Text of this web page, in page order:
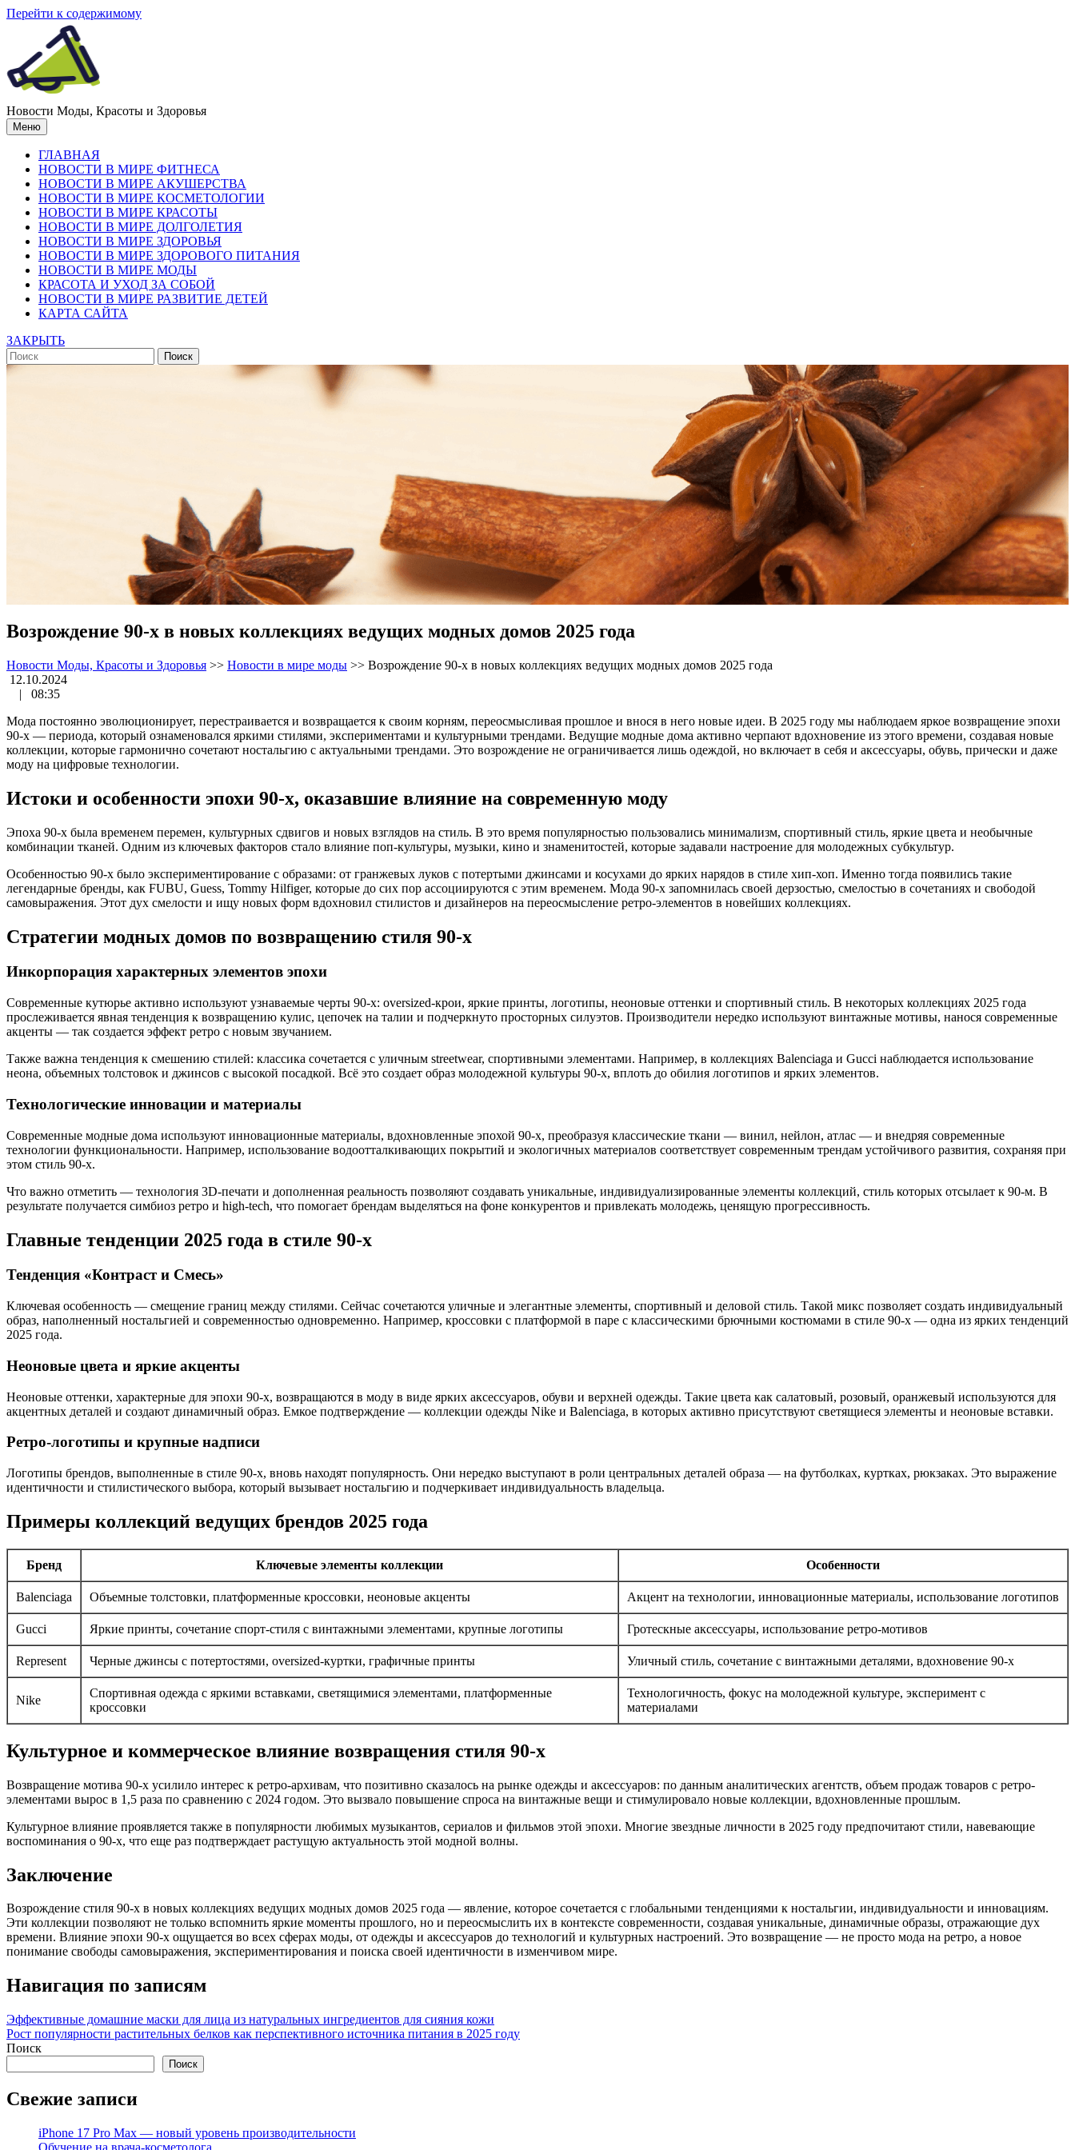
Перейти к содержимому
Новости Моды, Красоты и Здоровья
Меню
ГЛАВНАЯ
НОВОСТИ В МИРЕ ФИТНЕСА
НОВОСТИ В МИРЕ АКУШЕРСТВА
НОВОСТИ В МИРЕ КОСМЕТОЛОГИИ
НОВОСТИ В МИРЕ КРАСОТЫ
НОВОСТИ В МИРЕ ДОЛГОЛЕТИЯ
НОВОСТИ В МИРЕ ЗДОРОВЬЯ
НОВОСТИ В МИРЕ ЗДОРОВОГО ПИТАНИЯ
НОВОСТИ В МИРЕ МОДЫ
КРАСОТА И УХОД ЗА СОБОЙ
НОВОСТИ В МИРЕ РАЗВИТИЕ ДЕТЕЙ
КАРТА САЙТА
ЗАКРЫТЬ
Возрождение 90-х в новых коллекциях ведущих модных домов 2025 года
Новости Моды, Красоты и Здоровья >> Новости в мире моды >> Возрождение 90-х в новых коллекциях ведущих модных домов 2025 года
12.10.2024
|
08:35
Мода постоянно эволюционирует, перестраивается и возвращается к своим корням, переосмысливая прошлое и внося в него новые идеи. В 2025 году мы наблюдаем яркое возвращение эпохи
90-х — периода, который ознаменовался яркими стилями, экспериментами и культурными трендами. Ведущие модные дома активно черпают вдохновение из этого времени, создавая новые
коллекции, которые гармонично сочетают ностальгию с актуальными трендами. Это возрождение не ограничивается лишь одеждой, но включает в себя и аксессуары, обувь, прически и даже
моду на цифровые технологии.
Истоки и особенности эпохи 90-х, оказавшие влияние на современную моду
Эпоха 90-х была временем перемен, культурных сдвигов и новых взглядов на стиль. В это время популярностью пользовались минимализм, спортивный стиль, яркие цвета и необычные
комбинации тканей. Одним из ключевых факторов стало влияние поп-культуры, музыки, кино и знаменитостей, которые задавали настроение для молодежных субкультур.
Особенностью 90-х было экспериментирование с образами: от гранжевых луков с потертыми джинсами и косухами до ярких нарядов в стиле хип-хоп. Именно тогда появились такие
легендарные бренды, как FUBU, Guess, Tommy Hilfiger, которые до сих пор ассоциируются с этим временем. Мода 90-х запомнилась своей дерзостью, смелостью в сочетаниях и свободой
самовыражения. Этот дух смелости и ищу новых форм вдохновил стилистов и дизайнеров на переосмысление ретро-элементов в новейших коллекциях.
Стратегии модных домов по возвращению стиля 90-х
Инкорпорация характерных элементов эпохи
Современные кутюрье активно используют узнаваемые черты 90-х: oversized-крои, яркие принты, логотипы, неоновые оттенки и спортивный стиль. В некоторых коллекциях 2025 года
прослеживается явная тенденция к возвращению кулис, цепочек на талии и подчеркнуто просторных силуэтов. Производители нередко используют винтажные мотивы, нанося современные
акценты — так создается эффект ретро с новым звучанием.
Также важна тенденция к смешению стилей: классика сочетается с уличным streetwear, спортивными элементами. Например, в коллекциях Balenciaga и Gucci наблюдается использование
неона, объемных толстовок и джинсов с высокой посадкой. Всё это создает образ молодежной культуры 90-х, вплоть до обилия логотипов и ярких элементов.
Технологические инновации и материалы
Современные модные дома используют инновационные материалы, вдохновленные эпохой 90-х, преобразуя классические ткани — винил, нейлон, атлас — и внедряя современные
технологии функциональности. Например, использование водоотталкивающих покрытий и экологичных материалов соответствует современным трендам устойчивого развития, сохраняя при
этом стиль 90-х.
Что важно отметить — технология 3D-печати и дополненная реальность позволяют создавать уникальные, индивидуализированные элементы коллекций, стиль которых отсылает к 90-м. В
результате получается симбиоз ретро и high-tech, что помогает брендам выделяться на фоне конкурентов и привлекать молодежь, ценящую прогрессивность.
Главные тенденции 2025 года в стиле 90-х
Тенденция «Контраст и Смесь»
Ключевая особенность — смещение границ между стилями. Сейчас сочетаются уличные и элегантные элементы, спортивный и деловой стиль. Такой микс позволяет создать индивидуальный
образ, наполненный ностальгией и современностью одновременно. Например, кроссовки с платформой в паре с классическими брючными костюмами в стиле 90-х — одна из ярких тенденций
2025 года.
Неоновые цвета и яркие акценты
Неоновые оттенки, характерные для эпохи 90-х, возвращаются в моду в виде ярких аксессуаров, обуви и верхней одежды. Такие цвета как салатовый, розовый, оранжевый используются для
акцентных деталей и создают динамичный образ. Емкое подтверждение — коллекции одежды Nike и Balenciaga, в которых активно присутствуют светящиеся элементы и неоновые вставки.
Ретро-логотипы и крупные надписи
Логотипы брендов, выполненные в стиле 90-х, вновь находят популярность. Они нередко выступают в роли центральных деталей образа — на футболках, куртках, рюкзаках. Это выражение
идентичности и стилистического выбора, который вызывает ностальгию и подчеркивает индивидуальность владельца.
Примеры коллекций ведущих брендов 2025 года
Бренд Ключевые элементы коллекции Особенности
Balenciaga Объемные толстовки, платформенные кроссовки, неоновые акценты Акцент на технологии, инновационные материалы, использование логотипов
Gucci Яркие принты, сочетание спорт-стиля с винтажными элементами, крупные логотипы Гротескные аксессуары, использование ретро-мотивов
Represent Черные джинсы с потертостями, oversized-куртки, графичные принты Уличный стиль, сочетание с винтажными деталями, вдохновение 90-х
Nike
Спортивная одежда с яркими вставками, светящимися элементами, платформенные
кроссовки
Технологичность, фокус на молодежной культуре, эксперимент с
материалами
Культурное и коммерческое влияние возвращения стиля 90-х
Возвращение мотива 90-х усилило интерес к ретро-архивам, что позитивно сказалось на рынке одежды и аксессуаров: по данным аналитических агентств, объем продаж товаров с ретро-
элементами вырос в 1,5 раза по сравнению с 2024 годом. Это вызвало повышение спроса на винтажные вещи и стимулировало новые коллекции, вдохновленные прошлым.
Культурное влияние проявляется также в популярности любимых музыкантов, сериалов и фильмов этой эпохи. Многие звездные личности в 2025 году предпочитают стили, навевающие
воспоминания о 90-х, что еще раз подтверждает растущую актуальность этой модной волны.
Заключение
Возрождение стиля 90-х в новых коллекциях ведущих модных домов 2025 года — явление, которое сочетается с глобальными тенденциями к ностальгии, индивидуальности и инновациям.
Эти коллекции позволяют не только вспомнить яркие моменты прошлого, но и переосмыслить их в контексте современности, создавая уникальные, динамичные образы, отражающие дух
времени. Влияние эпохи 90-х ощущается во всех сферах моды, от одежды и аксессуаров до технологий и культурных настроений. Это возвращение — не просто мода на ретро, а новое
понимание свободы самовыражения, экспериментирования и поиска своей идентичности в изменчивом мире.
Навигация по записям
Эффективные домашние маски для лица из натуральных ингредиентов для сияния кожи
Рост популярности растительных белков как перспективного источника питания в 2025 году
Поиск
Поиск
Свежие записи
iPhone 17 Pro Max — новый уровень производительности
Обучение на врача-косметолога